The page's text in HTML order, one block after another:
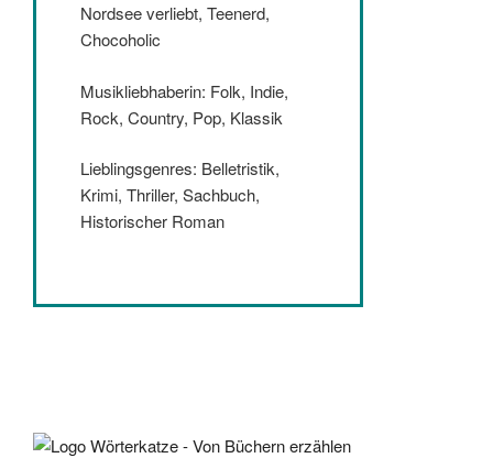
Nordsee verliebt, Teenerd,
Chocoholic
Musikliebhaberin: Folk, Indie,
Rock, Country, Pop, Klassik
Lieblingsgenres: Belletristik,
Krimi, Thriller, Sachbuch,
Historischer Roman